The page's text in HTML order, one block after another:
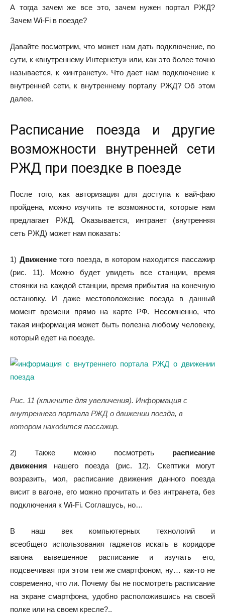
А тогда зачем же все это, зачем нужен портал РЖД?
Зачем Wi-Fi в поезде?
Давайте посмотрим, что может нам дать подключение, по
сути, к «внутреннему Интернету» или, как это более точно
называется, к «интранету». Что дает нам подключение к
внутренней сети, к внутреннему порталу РЖД? Об этом
далее.
Расписание поезда и другие
возможности внутренней сети
РЖД при поездке в поезде
После того, как авторизация для доступа к вай-фаю
пройдена, можно изучить те возможности, которые нам
предлагает РЖД. Оказывается, интранет (внутренняя
сеть РЖД) может нам показать:
1) Движениетого поезда, в котором находится пассажир
(рис. 11). Можно будет увидеть все станции, время
стоянки на каждой станции, время прибытия на конечную
остановку. И даже местоположение поезда в данный
момент времени прямо на карте РФ. Несомненно, что
такая информация может быть полезна любому человеку,
который едет на поезде.
Рис. 11 (кликните для увеличения). Информация с
внутреннего портала РЖД о движении поезда, в
котором находится пассажир.
2) Также можно посмотреть расписание
движения нашего поезда (рис. 12). Скептики могут
возразить, мол, расписание движения данного поезда
висит в вагоне, его можно прочитать и без интранета, без
подключения к Wi-Fi. Соглашусь, но…
В наш век компьютерных технологий и
всеобщего использования гаджетов искать в коридоре
вагона вывешенное расписание и изучать его,
подсвечивая при этом тем же смартфоном, ну… как-то не
современно, что ли. Почему бы не посмотреть расписание
на экране смартфона, удобно расположившись на своей
полке или на своем кресле?..